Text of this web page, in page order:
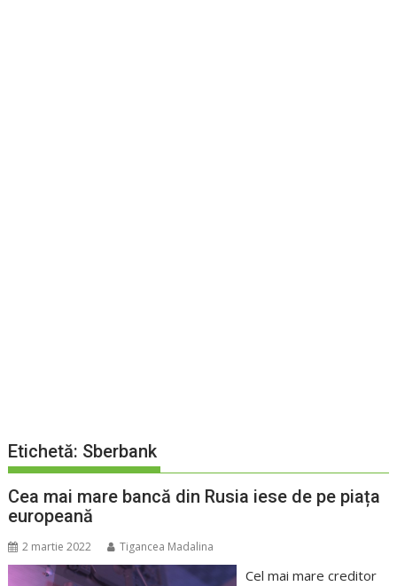
Etichetă: Sberbank
Cea mai mare bancă din Rusia iese de pe piața
europeană
2 martie 2022 Tigancea Madalina
Cel mai mare creditor